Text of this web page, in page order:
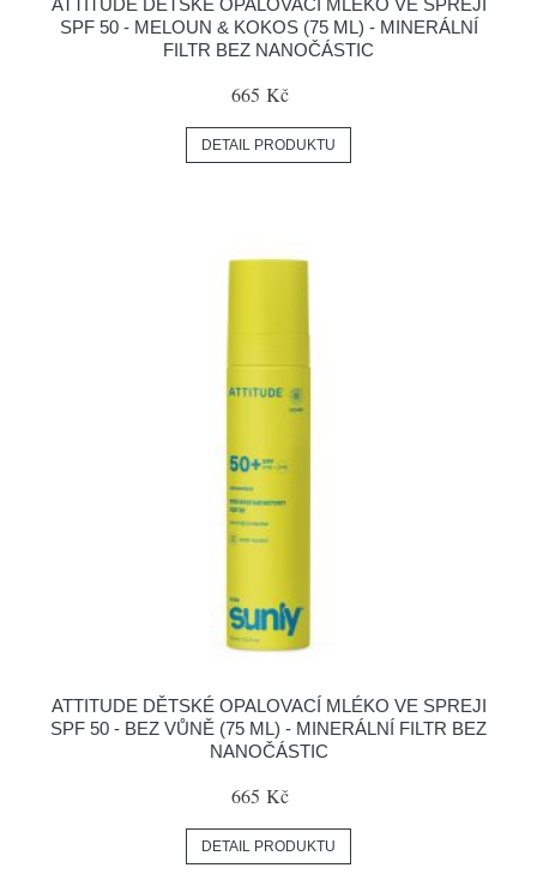
ATTITUDE DĚTSKÉ OPALOVACÍ MLÉKO VE SPREJI
SPF 50 - MELOUN & KOKOS (75 ML) - MINERÁLNÍ
FILTR BEZ NANOČÁSTIC
665 Kč
DETAIL PRODUKTU
ATTITUDE DĚTSKÉ OPALOVACÍ MLÉKO VE SPREJI
SPF 50 - BEZ VŮNĚ (75 ML) - MINERÁLNÍ FILTR BEZ
NANOČÁSTIC
665 Kč
DETAIL PRODUKTU